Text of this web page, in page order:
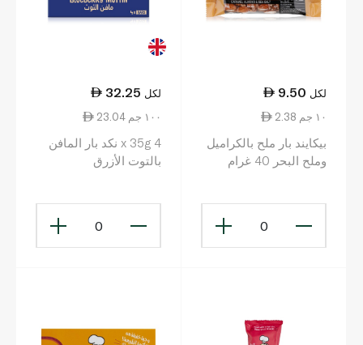
9.50 لكل
2.38 ١٠ جم
بيكايند بار ملح بالكراميل
وملح البحر 40 غرام
0
32.25 لكل
23.04 ١٠٠ جم
4 x 35g نكد بار المافن
بالتوت الأزرق
0